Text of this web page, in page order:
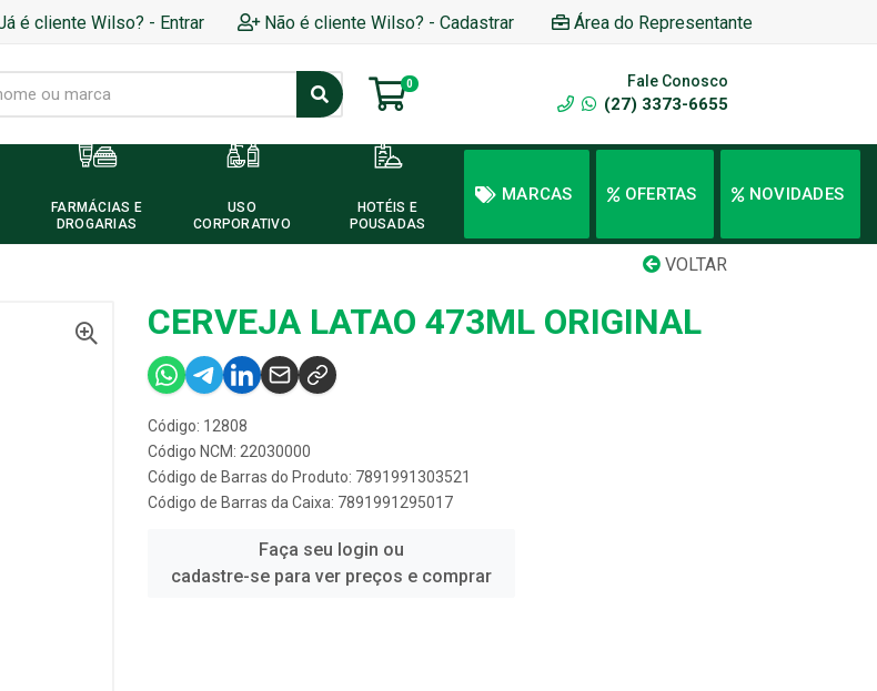
é cliente Wilso? - Entrar Não é cliente Wilso? - Cadastrar Área do Representante
0 Fale Conosco
(27) 3373-6655
FARMÁCIAS E
DROGARIAS
USO
CORPORATIVO
HOTÉIS E
POUSADAS
MARCAS OFERTAS NOVIDADES
VOLTAR
CERVEJA LATAO 473ML ORIGINAL
Código: 12808
Código NCM: 22030000
Código de Barras do Produto: 7891991303521
Código de Barras da Caixa: 7891991295017
Faça seu login ou
cadastre-se para ver preços e comprar